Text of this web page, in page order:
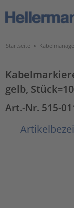
Startseite >
gelb,
Art.-Nr. 515-